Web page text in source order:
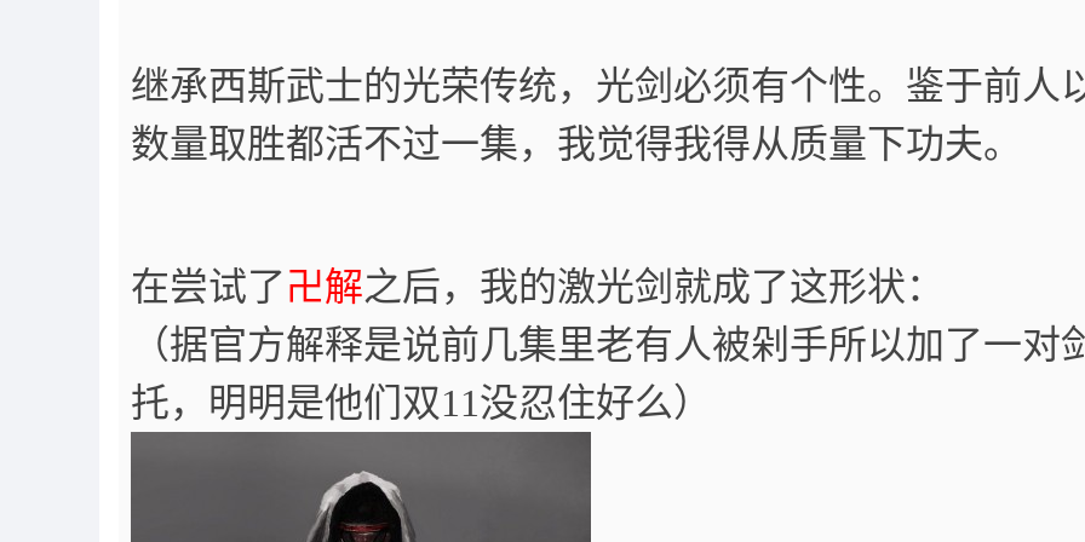
继承西斯武士的光荣传统，光剑必须有个性。鉴于前人
数量取胜都活不过一集，我觉得我得从质量下功夫。
在尝试了卍解之后，我的激光剑就成了这形状：
（据官方解释是说前几集里老有人被剁手所以加了一对
托，明明是他们双11没忍住好么）